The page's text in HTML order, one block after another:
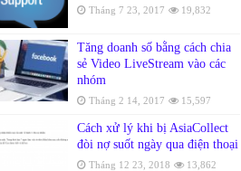
Tháng 7 23, 2017 19,832
Tăng doanh số bằng cách chia
sẻ Video LiveStream vào các
nhóm
Tháng 2 14, 2017 15,597
Cách xử lý khi bị AsiaCollect
đòi nợ suốt ngày qua điện thoại
Tháng 12 23, 2018 13,862